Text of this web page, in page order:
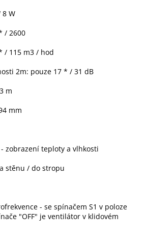
W
/ 2600
/ 115 m3 / hod
2m: pouze 17 * / 31 dB
m
mm
zobrazení teploty a vlhkosti
stěnu / do stropu
- se spínačem S1 v poloze
"OFF" je ventilátor v klidovém